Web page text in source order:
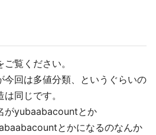
ご覧ください。
今回は多値分類、というぐらいの
同じです。
がyubaabacountとか
とかになるのなんか